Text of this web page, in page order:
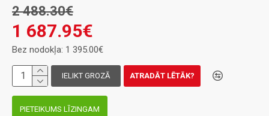
1 687.95€
2 488.30€
Bez nodokļa: 1 395.00€
IELIKT GROZĀ ATRADĀT LĒTĀK?
PIETEIKUMS LĪZINGAM